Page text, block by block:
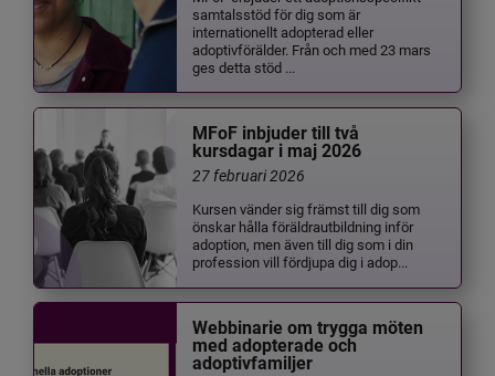
samtalsstöd för dig som är
internationellt adopterad eller
adoptivförälder. Från och med 23 mars
ges detta stöd ...
MFoF inbjuder till två
kursdagar i maj 2026
27 februari 2026
Kursen vänder sig främst till dig som
önskar hålla föräldrautbildning inför
adoption, men även till dig som i din
profession vill fördjupa dig i adop...
Webbinarie om trygga möten
med adopterade och
adoptivfamiljer